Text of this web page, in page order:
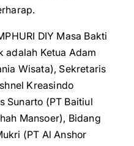
DIY Masa Bakti
adalah Ketua Adam
Wisata), Sekretaris
Kreasindo
Sunarto (PT Baitiul
Mansoer), Bidang
(PT Al Anshor